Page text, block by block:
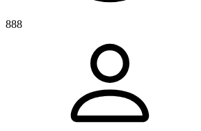
888